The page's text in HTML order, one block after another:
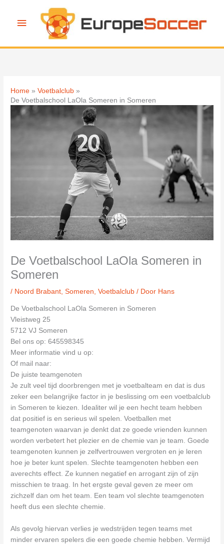
Hoofdmenu
Home
Voetbalclub
De Voetbalschool LaOla Someren in Someren
De Voetbalschool LaOla Someren in
Someren
/ Noord Brabant,Someren,Voetbalclub / Door Hans
De Voetbalschool LaOla Someren in Someren
Vleistweg 25
5712 VJ Someren
Bel ons op: 645598345
Meer informatie vind u op:
Of mail naar:
De juiste teamgenoten
Je zult veel tijd doorbrengen met je voetbalteam en dat is dus
zeker een belangrijke factor in je beslissing om een voetbalclub
in Someren te kiezen. Idealiter wil je een hecht team hebben
dat positief is en serieus wil spelen. Voetballen met
teamgenoten waarvan je denkt dat ze goede vrienden kunnen
worden verbetert het plezier en de chemie van je team. Goede
teamgenoten kunnen je zelfvertrouwen vergroten en je leren
hoe je beter kunt spelen. Slechte teamgenoten hebben een
averechts effect. Ze kunnen negatief en arrogant zijn of zijn
misschien te traag. In het ergste geval geven ze meer om
zichzelf dan om het team. Een team vol slechte teamgenoten
heeft dus een slechte chemie.
Als gevolg hiervan verlies je wedstrijden tegen teams met
minder ervaren spelers die een goede chemie hebben. Vermijd